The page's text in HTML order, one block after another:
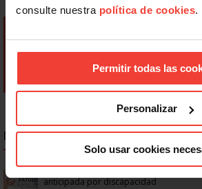
consulte nuestra política de cookies.
Permitir todas las
Personalizar
Solo usar cookies
NOTICIAS MÁS LEÍDAS
Se actualizan las patologías para
anticipada por discapacidad